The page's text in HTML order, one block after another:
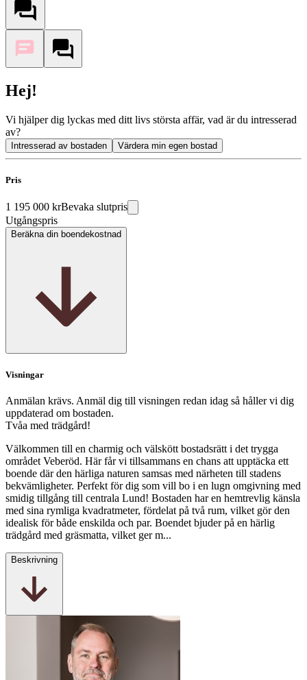
Hej!
Vi hjälper dig lyckas med ditt livs största affär, vad är du intresserad
av?
Intresserad av bostaden Värdera min egen bostad
Pris
1 195 000 krBevaka slutpris
Utgångspris
Beräkna din boendekostnad
Visningar
Anmälan krävs. Anmäl dig till visningen redan idag så håller vi dig
uppdaterad om bostaden.
Tvåa med trädgård!
Välkommen till en charmig och välskött bostadsrätt i det trygga
området Veberöd. Här får vi tillsammans en chans att upptäcka ett
boende där den härliga naturen samsas med närheten till stadens
bekvämligheter. Perfekt för dig som vill bo i en lugn omgivning med
smidig tillgång till centrala Lund! Bostaden har en hemtrevlig känsla
med sina rymliga kvadratmeter, fördelat på två rum, vilket gör den
idealisk för både enskilda och par. Boendet bjuder på en härlig
trädgård med gräsmatta, vilket ger m...
Beskrivning